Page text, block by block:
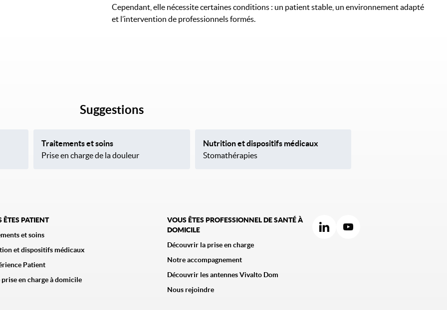
Cependant, elle nécessite certaines conditions : un patient stable, un environnement adapté
et l’intervention de professionnels formés.
Suggestions
Traitements et soins
Prise en charge de la douleur
Nutrition et dispositifs médicaux
Stomathérapies
ÊTES PATIENT
et soins
et dispositifs médicaux
Patient
en charge à domicile
VOUS ÊTES PROFESSIONNEL DE SANTÉ À
DOMICILE
Découvrir la prise en charge
Notre accompagnement
Découvrir les antennes Vivalto Dom
Nous rejoindre